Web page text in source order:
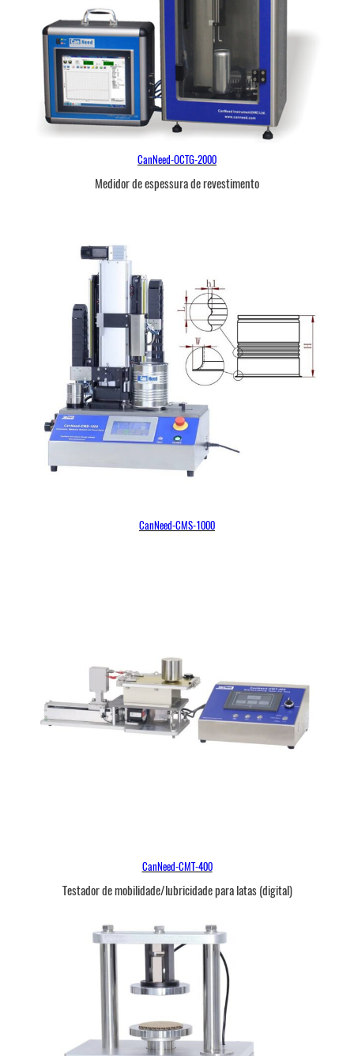
CanNeed-OCTG-2000
Medidor de espessura de revestimento
CanNeed-CMS-1000
CanNeed-CMT-400
Testador de mobilidade/lubricidade para latas (digital)